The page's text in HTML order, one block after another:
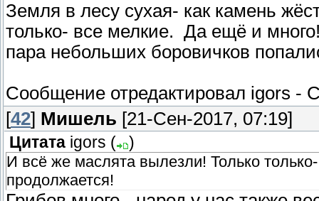
Земля в лесу сухая- как камень
только- все мелкие. Да ещё и
пара небольших боровичков
Сообщение отредактировал igors -
[42] Мишель [21-Сен-2017, 07:19]
Цитата igors (
)
И всё же маслята вылезли! Только
продолжается!